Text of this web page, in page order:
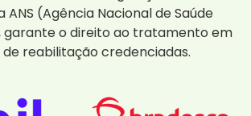
ANS (Agência Nacional de Saúde
garante o direito ao tratamento em
reabilitação credenciadas.